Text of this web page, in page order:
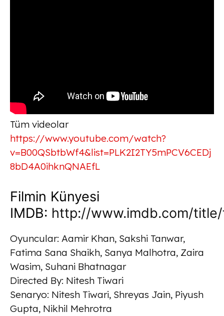
Tüm videolar
https://www.youtube.com/watch?
v=B00QSbtbWf4&list=PLK2I2TY5mPCV6CEDj
8bD4A0ihknQNAEfL
Filmin Künyesi
IMDB: http://www.imdb.com/
Oyuncular: Aamir Khan, Sakshi Tanwar,
Fatima Sana Shaikh, Sanya Malhotra, Zaira
Wasim, Suhani Bhatnagar
Directed By: Nitesh Tiwari
Senaryo: Nitesh Tiwari, Shreyas Jain, Piyush
Gupta, Nikhil Mehrotra